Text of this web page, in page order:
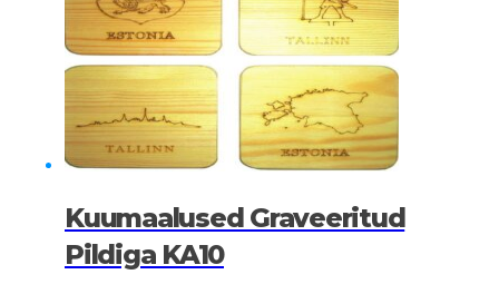
Kuumaalused Graveeritud
Pildiga KA10